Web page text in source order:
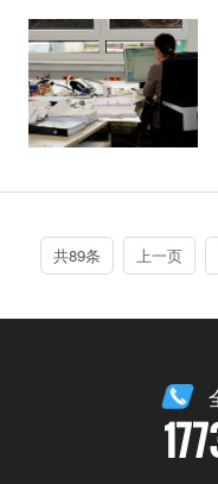
共89条 上一页